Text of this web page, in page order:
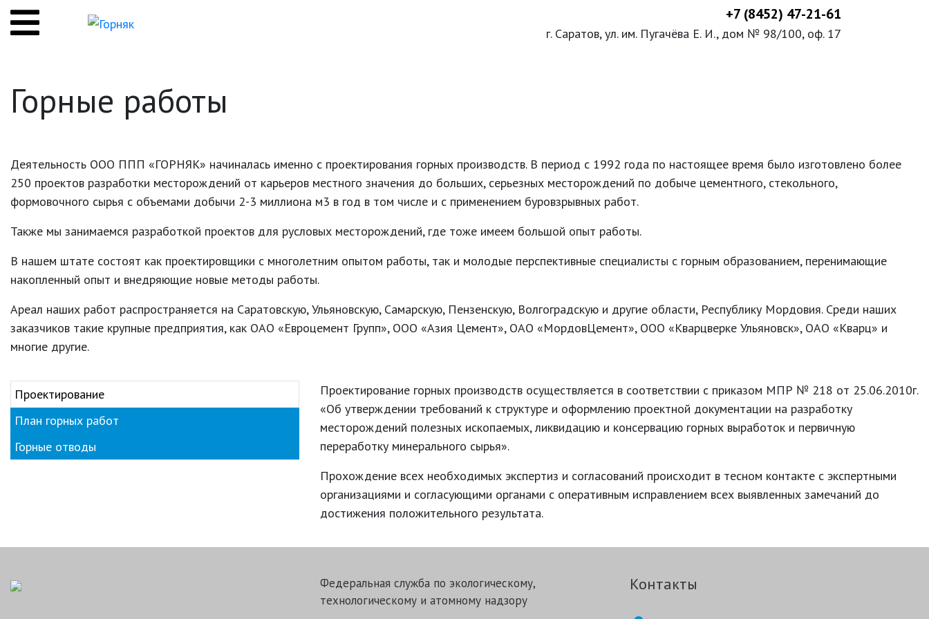
+7 (8452) 47-21-61
г. Саратов, ул. им. Пугачёва Е. И., дом № 98/100, оф. 17
Горные работы
Деятельность ООО ППП «ГОРНЯК» начиналась именно с проектирования горных производств. В период с 1992 года по настоящее время было изготовлено более
250 проектов разработки месторождений от карьеров местного значения до больших, серьезных месторождений по добыче цементного, стекольного,
формовочного сырья с объемами добычи 2-3 миллиона м3 в год в том числе и с применением буровзрывных работ.
Также мы занимаемся разработкой проектов для русловых месторождений, где тоже имеем большой опыт работы.
В нашем штате состоят как проектировщики с многолетним опытом работы, так и молодые перспективные специалисты с горным образованием, перенимающие
накопленный опыт и внедряющие новые методы работы.
Ареал наших работ распространяется на Саратовскую, Ульяновскую, Самарскую, Пензенскую, Волгоградскую и другие области, Республику Мордовия. Среди наших
заказчиков такие крупные предприятия, как ОАО «Евроцемент Групп», ООО «Азия Цемент», ОАО «МордовЦемент», ООО «Кварцверке Ульяновск», ОАО «Кварц» и
многие другие.
Проектирование
План горных работ
Горные отводы
Проектирование горных производств осуществляется в соответствии с приказом МПР № 218 от 25.06.2010г.
«Об утверждении требований к структуре и оформлению проектной документации на разработку
месторождений полезных ископаемых, ликвидацию и консервацию горных выработок и первичную
переработку минерального сырья».
Прохождение всех необходимых экспертиз и согласований происходит в тесном контакте с экспертными
организациями и согласующими органами с оперативным исправлением всех выявленных замечаний до
достижения положительного результата.
Федеральная служба по экологическому,
технологическому и атомному надзору
Контакты